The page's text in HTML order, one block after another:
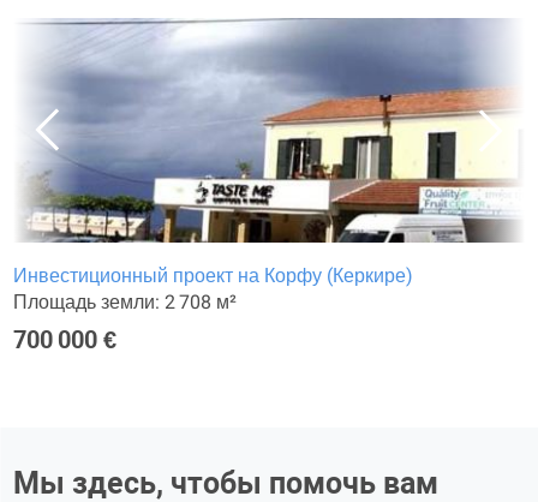
Инвестиционный проект на Корфу (Керкире)
Площадь земли: 2 708 м²
700 000 €
Мы здесь, чтобы помочь вам